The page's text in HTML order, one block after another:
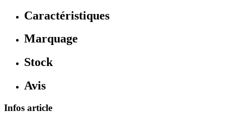
Caractéristiques
Marquage
Stock
Avis
Infos article